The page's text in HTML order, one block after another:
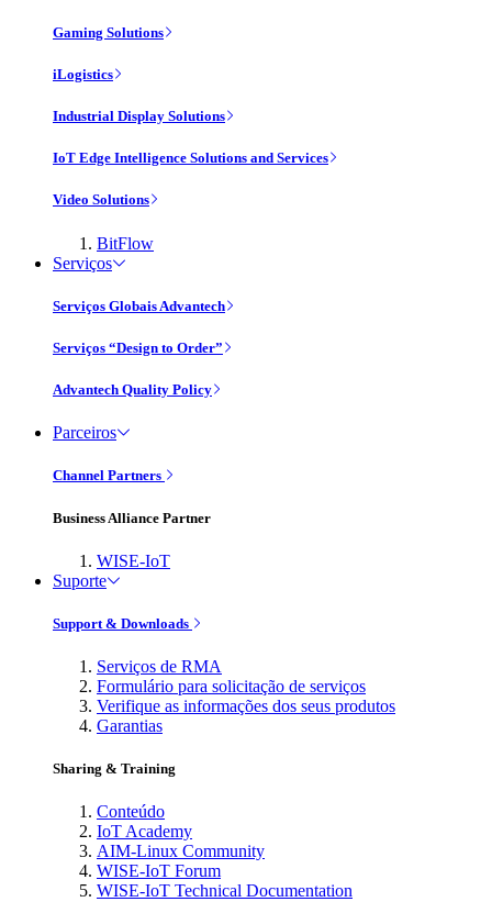
Gaming Solutions
iLogistics
Industrial Display Solutions
IoT Edge Intelligence Solutions and Services
Video Solutions
BitFlow
Serviços
Serviços Globais Advantech
Serviços “Design to Order”
Advantech Quality Policy
Parceiros
Channel Partners
Business Alliance Partner
WISE-IoT
Suporte
Support & Downloads
Serviços de RMA
Formulário para solicitação de serviços
Verifique as informações dos seus produtos
Garantias
Sharing & Training
Conteúdo
IoT Academy
AIM-Linux Community
WISE-IoT Forum
WISE-IoT Technical Documentation